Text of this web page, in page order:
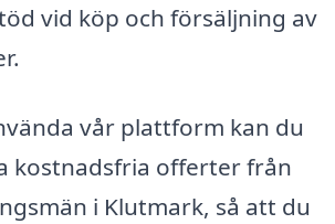
vid köp och försäljning av
vår plattform kan du
kostnadsfria offerter från
i Klutmark, så att du